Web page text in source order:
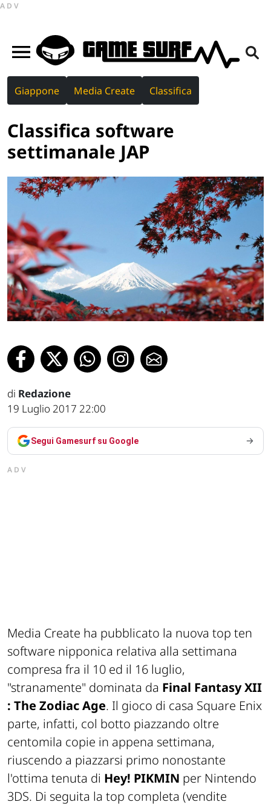
ADV
Giappone Media Create Classifica
Classifica software
settimanale JAP
di Redazione
19 Luglio 2017 22:00
Segui Gamesurf su Google
ADV
Media Create ha pubblicato la nuova top ten
software nipponica relativa alla settimana
compresa fra il 10 ed il 16 luglio,
"stranamente" dominata da Final Fantasy XII
: The Zodiac Age. Il gioco di casa Square Enix
parte, infatti, col botto piazzando oltre
centomila copie in appena settimana,
riuscendo a piazzarsi primo nonostante
l'ottima tenuta di Hey! PIKMIN per Nintendo
3DS. Di seguita la top completa (vendite